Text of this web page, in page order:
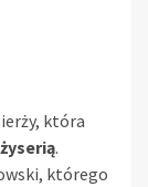
która
.
którego